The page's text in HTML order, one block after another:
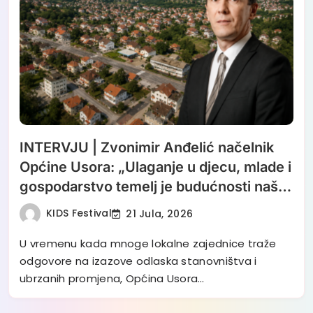
INTERVJU | Zvonimir Anđelić načelnik
Općine Usora: „Ulaganje u djecu, mlade i
gospodarstvo temelj je budućnosti naše
zajednice“
KIDS Festival 21 Jula, 2026
U vremenu kada mnoge lokalne zajednice traže
odgovore na izazove odlaska stanovništva i
ubrzanih promjena, Općina Usora…